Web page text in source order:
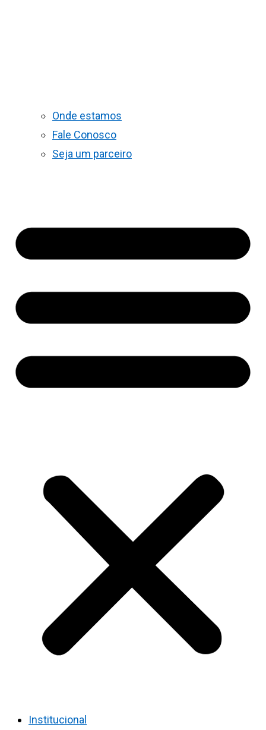
Onde estamos
Fale Conosco
Seja um parceiro
Institucional